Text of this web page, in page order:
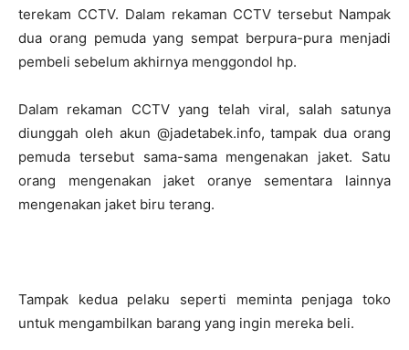
terekam CCTV. Dalam rekaman CCTV tersebut Nampak
dua orang pemuda yang sempat berpura-pura menjadi
pembeli sebelum akhirnya menggondol hp.
Dalam rekaman CCTV yang telah viral, salah satunya
diunggah oleh akun @jadetabek.info, tampak dua orang
pemuda tersebut sama-sama mengenakan jaket. Satu
orang mengenakan jaket oranye sementara lainnya
mengenakan jaket biru terang.
Tampak kedua pelaku seperti meminta penjaga toko
untuk mengambilkan barang yang ingin mereka beli.